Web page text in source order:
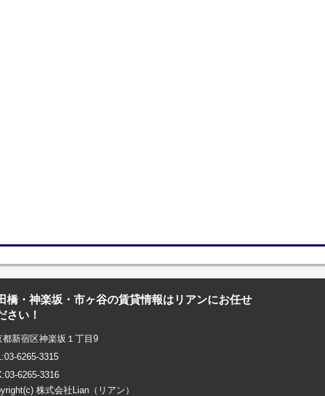
橋・神楽坂・市ヶ谷の賃貸情報はリアンにお任せ
さい！
都新宿区神楽坂１丁目9
6265-3315
6265-3316
株式会社Lian（リアン）